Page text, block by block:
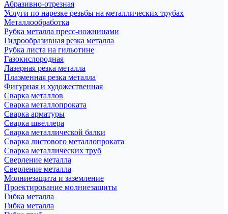
Абразивно-отрезная
Услуги по нарезке резьбы на металлических трубах
Металлообработка
Рубка металла пресс-ножницами
Гидрообразивная резка металла
Рубка листа на гильотине
Газокислородная
Лазерная резка металла
Плазменная резка металла
Фигурная и художественная
Сварка металлов
Сварка металлопроката
Сварка арматуры
Сварка швеллера
Сварка металлической балки
Сварка листового металлопроката
Сварка металлических труб
Сверление металла
Сверление металла
Молниезащита и заземление
Проектирование молниезащиты
Гибка металла
Гибка металла